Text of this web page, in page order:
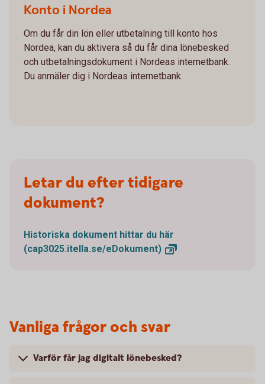
Konto i Nordea
Om du får din lön eller utbetalning till konto hos
Nordea, kan du aktivera så du får dina lönebesked
och utbetalningsdokument i Nordeas internetbank.
Du anmäler dig i Nordeas internetbank.
Letar du efter tidigare
dokument?
Historiska dokument hittar du här
(cap3025.itella.se/eDokument)
Vanliga frågor och svar
Varför får jag digitalt lönebesked?